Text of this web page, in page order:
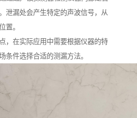
泄漏处会产生特定的声波信号，从
置。
，在实际应用中需要根据仪器的特
条件选择合适的测漏方法。